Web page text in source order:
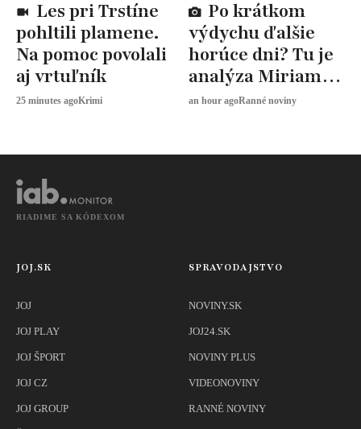
pohltili plamene.
Na pomoc povolali
aj vrtuľník
25 minutes agoKrimi
výdychu ďalšie
horúce dni? Tu je
analýza Miriam
JAROŠOVEJ
an hour agoRanné noviny
RIADIME SA KÓDEXOM
JOJ.SK
JOJ
JOJ PLAY
JOJ ŠPORT
JOJ CZ
JOJ GROUP
SPRAVODAJSTVO
NOVINY.SK
JOJ24.SK
NOVINY PLUS
VIDEONOVINY
RANNÉ NOVINY